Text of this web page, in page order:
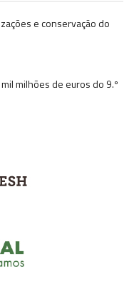
e conservação do
milhões de euros do 9.º